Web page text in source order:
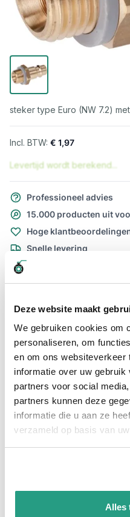
Deze website maakt
We gebruiken cookies om
personaliseren, om
en om ons websiteverkeer
informatie over uw
partners voor social
partners kunnen deze
informatie die u aan ze
verzameld op basis van
Alles
steker type Euro (NW 7.2)
€ 1,97
Levertijd wordt berekend...
Professioneel advies
15.000 producten uit
Hoge
Snelle levering
Snel naar
Plus- en minpunten
Meest verkochte lucht
tot 30 bar
Meer informatie
Vragen? Neem dan nu